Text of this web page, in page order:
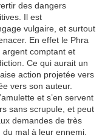
des dangers
Il est
vulgaire, et surtout
En effet le Phra
comptant et
Ce qui aurait un
action projetée vers
vers son auteur.
et s’en servent
sans scrupule, et peut
demandes de très
mal à leur ennemi.